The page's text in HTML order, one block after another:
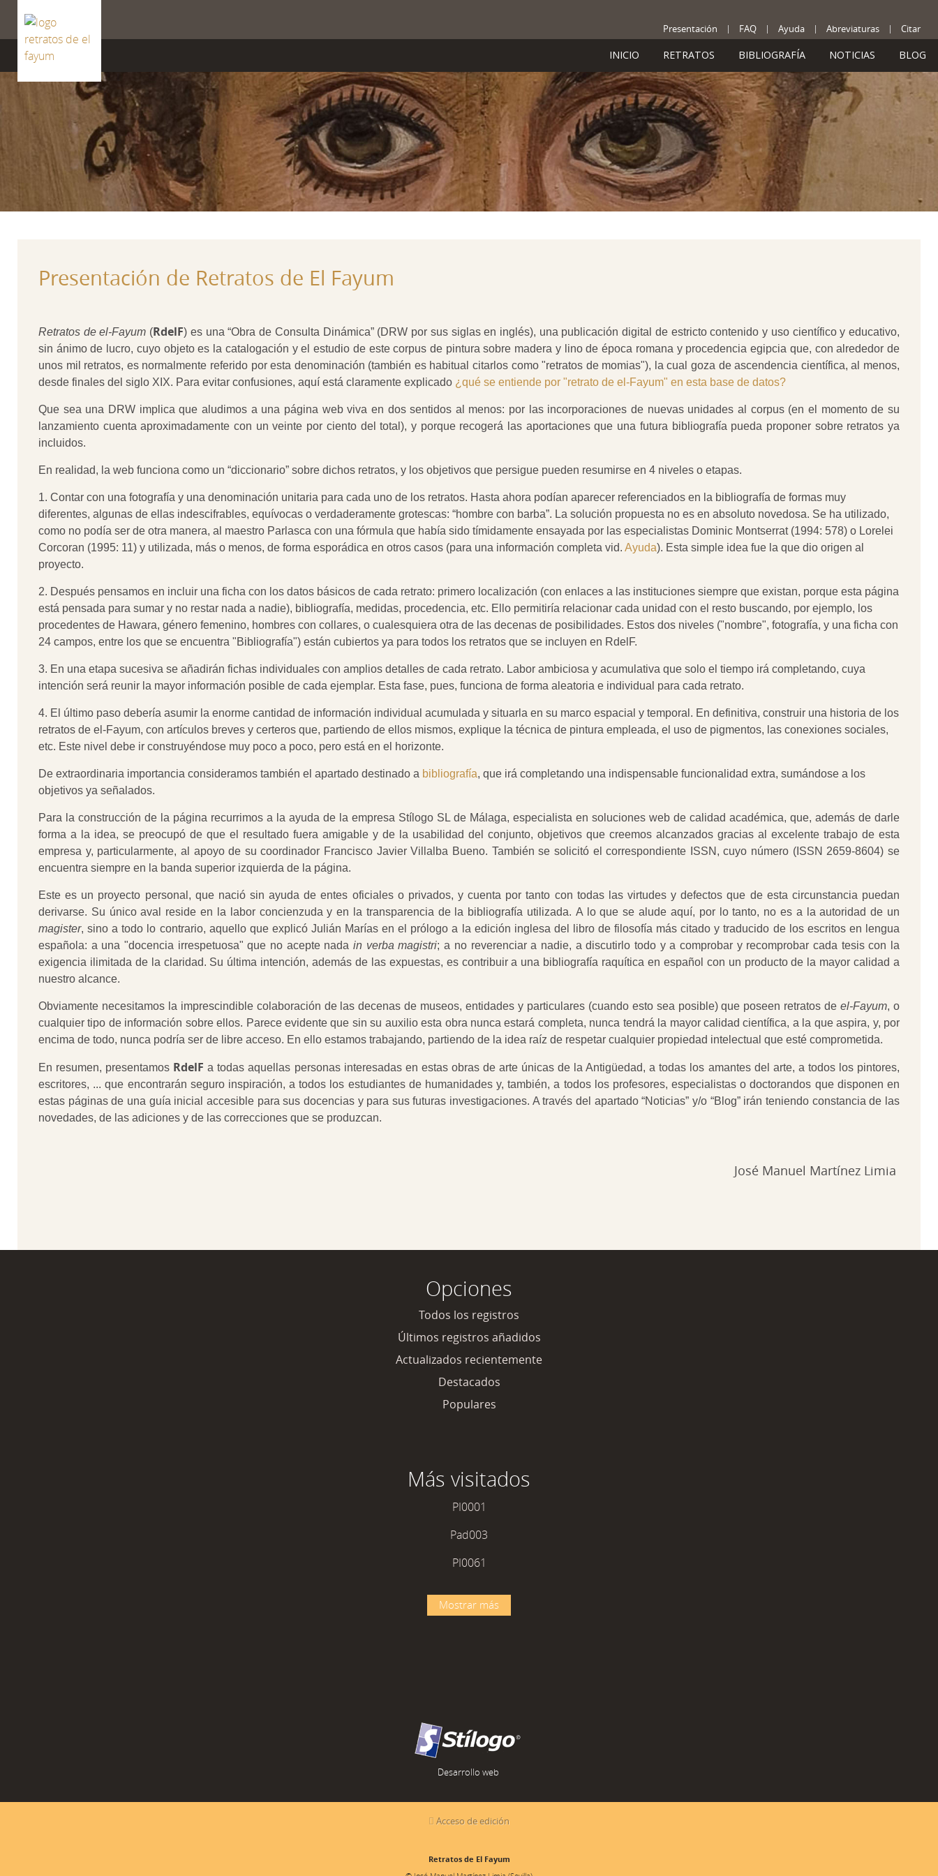
Presentación FAQ Ayuda Abreviaturas Citar
INICIO RETRATOS BIBLIOGRAFÍA NOTICIAS BLOG
Presentación de Retratos de El Fayum
Retratos de el-Fayum (RdelF) es una “Obra de Consulta Dinámica” (DRW por sus siglas en inglés), una publicación digital de estricto contenido y uso científico y educativo,
sin ánimo de lucro, cuyo objeto es la catalogación y el estudio de este corpus de pintura sobre madera y lino de época romana y procedencia egipcia que, con alrededor de
unos mil retratos, es normalmente referido por esta denominación (también es habitual citarlos como "retratos de momias"), la cual goza de ascendencia científica, al menos,
desde finales del siglo XIX. Para evitar confusiones, aquí está claramente explicado ¿qué se entiende por "retrato de el-Fayum" en esta base de datos?
Que sea una DRW implica que aludimos a una página web viva en dos sentidos al menos: por las incorporaciones de nuevas unidades al corpus (en el momento de su
lanzamiento cuenta aproximadamente con un veinte por ciento del total), y porque recogerá las aportaciones que una futura bibliografía pueda proponer sobre retratos ya
incluidos.
En realidad, la web funciona como un “diccionario” sobre dichos retratos, y los objetivos que persigue pueden resumirse en 4 niveles o etapas.
1. Contar con una fotografía y una denominación unitaria para cada uno de los retratos. Hasta ahora podían aparecer referenciados en la bibliografía de formas muy
diferentes, algunas de ellas indescifrables, equívocas o verdaderamente grotescas: “hombre con barba”. La solución propuesta no es en absoluto novedosa. Se ha utilizado,
como no podía ser de otra manera, al maestro Parlasca con una fórmula que había sido tímidamente ensayada por las especialistas Dominic Montserrat (1994: 578) o Lorelei
Corcoran (1995: 11) y utilizada, más o menos, de forma esporádica en otros casos (para una información completa vid. Ayuda). Esta simple idea fue la que dio origen al
proyecto.
2. Después pensamos en incluir una ficha con los datos básicos de cada retrato: primero localización (con enlaces a las instituciones siempre que existan, porque esta página
está pensada para sumar y no restar nada a nadie), bibliografía, medidas, procedencia, etc. Ello permitiría relacionar cada unidad con el resto buscando, por ejemplo, los
procedentes de Hawara, género femenino, hombres con collares, o cualesquiera otra de las decenas de posibilidades. Estos dos niveles ("nombre", fotografía, y una ficha con
24 campos, entre los que se encuentra "Bibliografía") están cubiertos ya para todos los retratos que se incluyen en RdelF.
3. En una etapa sucesiva se añadirán fichas individuales con amplios detalles de cada retrato. Labor ambiciosa y acumulativa que solo el tiempo irá completando, cuya
intención será reunir la mayor información posible de cada ejemplar. Esta fase, pues, funciona de forma aleatoria e individual para cada retrato.
4. El último paso debería asumir la enorme cantidad de información individual acumulada y situarla en su marco espacial y temporal. En definitiva, construir una historia de los
retratos de el-Fayum, con artículos breves y certeros que, partiendo de ellos mismos, explique la técnica de pintura empleada, el uso de pigmentos, las conexiones sociales,
etc. Este nivel debe ir construyéndose muy poco a poco, pero está en el horizonte.
De extraordinaria importancia consideramos también el apartado destinado a bibliografía, que irá completando una indispensable funcionalidad extra, sumándose a los
objetivos ya señalados.
Para la construcción de la página recurrimos a la ayuda de la empresa Stílogo SL de Málaga, especialista en soluciones web de calidad académica, que, además de darle
forma a la idea, se preocupó de que el resultado fuera amigable y de la usabilidad del conjunto, objetivos que creemos alcanzados gracias al excelente trabajo de esta
empresa y, particularmente, al apoyo de su coordinador Francisco Javier Villalba Bueno. También se solicitó el correspondiente ISSN, cuyo número (ISSN 2659-8604) se
encuentra siempre en la banda superior izquierda de la página.
Este es un proyecto personal, que nació sin ayuda de entes oficiales o privados, y cuenta por tanto con todas las virtudes y defectos que de esta circunstancia puedan
derivarse. Su único aval reside en la labor concienzuda y en la transparencia de la bibliografía utilizada. A lo que se alude aquí, por lo tanto, no es a la autoridad de un
magister, sino a todo lo contrario, aquello que explicó Julián Marías en el prólogo a la edición inglesa del libro de filosofía más citado y traducido de los escritos en lengua
española: a una "docencia irrespetuosa" que no acepte nadain verba magistri; a no reverenciar a nadie, a discutirlo todo y a comprobar y recomprobar cada tesis con la
exigencia ilimitada de la claridad. Su última intención, además de las expuestas, es contribuir a una bibliografía raquítica en español con un producto de la mayor calidad a
nuestro alcance.
Obviamente necesitamos la imprescindible colaboración de las decenas de museos, entidades y particulares (cuando esto sea posible) que poseen retratos deel-Fayum, o
cualquier tipo de información sobre ellos. Parece evidente que sin su auxilio esta obra nunca estará completa, nunca tendrá la mayor calidad científica, a la que aspira, y, por
encima de todo, nunca podría ser de libre acceso. En ello estamos trabajando, partiendo de la idea raíz de respetar cualquier propiedad intelectual que esté comprometida.
En resumen, presentamos RdelF a todas aquellas personas interesadas en estas obras de arte únicas de la Antigüedad, a todas los amantes del arte, a todos los pintores,
escritores, ... que encontrarán seguro inspiración, a todos los estudiantes de humanidades y, también, a todos los profesores, especialistas o doctorandos que disponen en
estas páginas de una guía inicial accesible para sus docencias y para sus futuras investigaciones. A través del apartado “Noticias” y/o “Blog” irán teniendo constancia de las
novedades, de las adiciones y de las correcciones que se produzcan.
José Manuel Martínez Limia
Opciones
Todos los registros
Últimos registros añadidos
Actualizados recientemente
Destacados
Populares
Más visitados
PI0001
Pad003
PI0061
Mostrar más
Desarrollo web
Acceso de edición
Retratos de El Fayum